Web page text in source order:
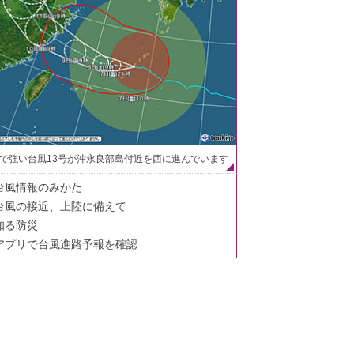
強い台風13号が沖永良部島付近を西に進んでいます
風情報のみかた
風の接近、上陸に備えて
る防災
プリで台風進路予報を確認